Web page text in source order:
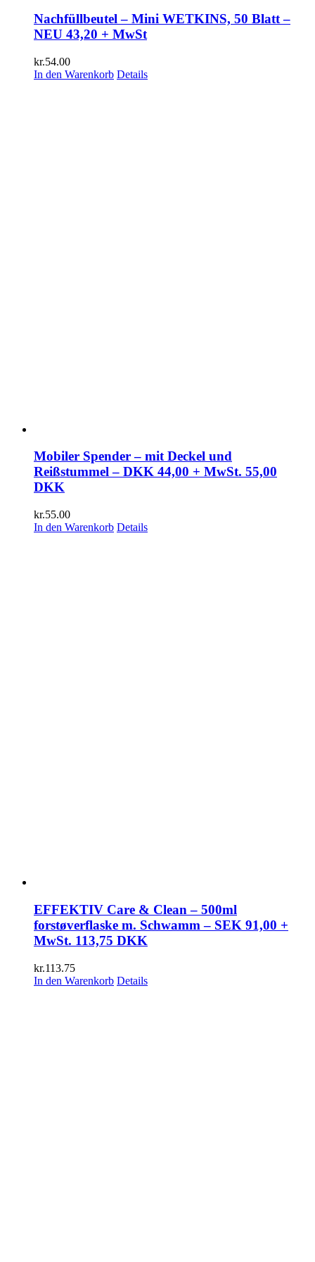
Nachfüllbeutel – Mini WETKINS, 50 Blatt –
NEU 43,20 + MwSt
kr.54.00
In den Warenkorb Details
Mobiler Spender – mit Deckel und
Reißstummel – DKK 44,00 + MwSt. 55,00
DKK
kr.55.00
In den Warenkorb Details
EFFEKTIV Care & Clean – 500ml
forstøverflaske m. Schwamm – SEK 91,00 +
MwSt. 113,75 DKK
kr.113.75
In den Warenkorb Details